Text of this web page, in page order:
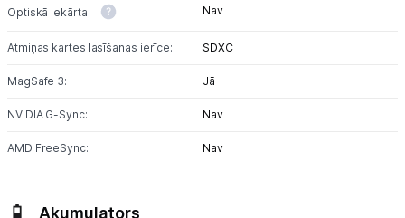
Optiskā iekārta: Nav
Atmiņas kartes lasīšanas ierīce: SDXC
MagSafe 3: Jā
NVIDIA G-Sync: Nav
AMD FreeSync: Nav
Akumulators